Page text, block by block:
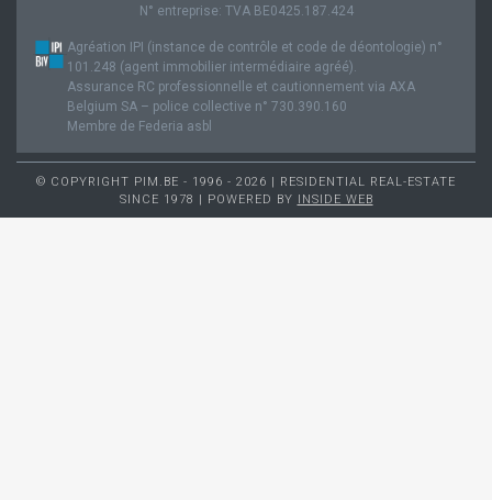
N° entreprise: TVA BE0425.187.424
Agréation IPI (instance de contrôle et code de déontologie) n°
101.248 (agent immobilier intermédiaire agréé).
Assurance RC professionnelle et cautionnement via AXA
Belgium SA – police collective n° 730.390.160
Membre de Federia asbl
© COPYRIGHT PIM.BE - 1996 - 2026 | RESIDENTIAL REAL-ESTATE
SINCE 1978 | POWERED BY INSIDE WEB